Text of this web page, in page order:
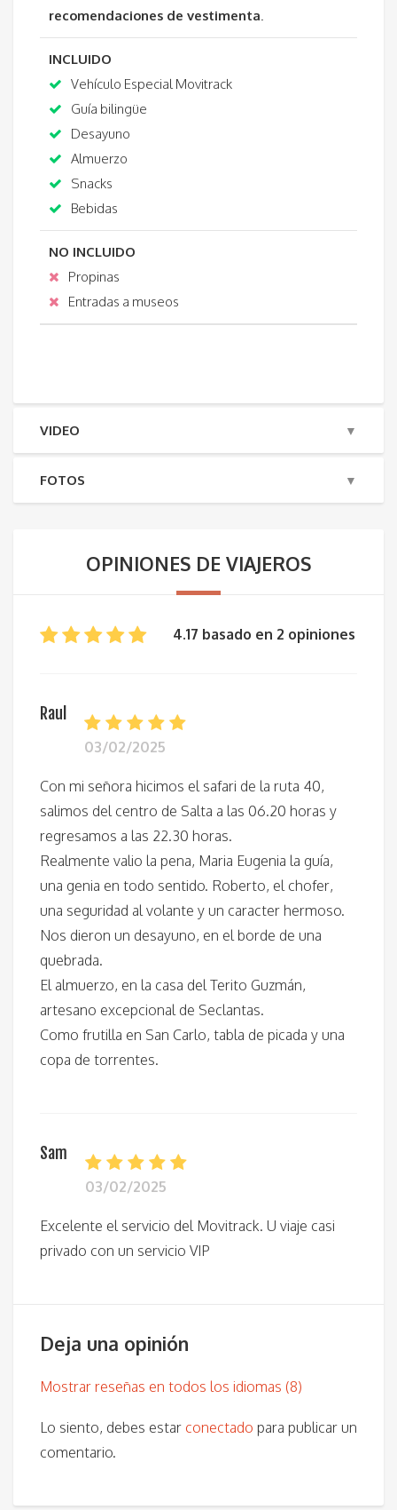
recomendaciones de vestimenta
INCLUIDO
Vehículo Especial Movitrack
Guía bilingüe
Desayuno
Almuerzo
Snacks
Bebidas
NO INCLUIDO
Propinas
Entradas a museos
VIDEO
FOTOS
OPINIONES DE VIAJEROS
4.17 basado en 2 opiniones
Raul
03/02/2025
Con mi señora hicimos el safari de la ruta 40,
salimos del centro de Salta a las 06.20 horas y
regresamos a las 22.30 horas.
Realmente valio la pena, Maria Eugenia la guía,
una genia en todo sentido. Roberto, el chofer,
una seguridad al volante y un caracter hermoso.
Nos dieron un desayuno, en el borde de una
quebrada.
El almuerzo, en la casa del Terito Guzmán,
artesano excepcional de Seclantas.
Como frutilla en San Carlo, tabla de picada y una
copa de torrentes.
Sam
03/02/2025
Excelente el servicio del Movitrack. U viaje casi
privado con un servicio VIP
Deja una opinión
Mostrar reseñas en todos los idiomas (8)
Lo siento, debes estar conectado para publicar un
comentario.